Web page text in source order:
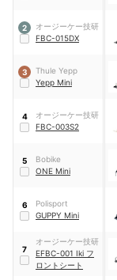
2
オージーケー技研
FBC-015DX
3
Thule Yepp
Yepp Mini
4
オージーケー技研
FBC-003S2
5
Bobike
ONE Mini
6
Polisport
GUPPY Mini
7
オージーケー技研
EFBC-001 Iki フ
ロントシート